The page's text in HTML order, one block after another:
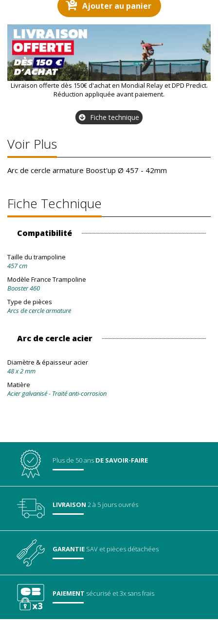
Ajouter au panier
Livraison offerte dès 150€ d'achat en Mondial Relay et DPD Predict.
Réduction appliquée avant paiement.
Fiche technique
Voir Plus
Arc de cercle armature Boost'up Ø 457 - 42mm
Fiche Technique
Compatibilité
Taille du trampoline
457 cm
Modèle France Trampoline
Booster 460
Type de pièces
Arcs de cercle armature
Arc de cercle acier
Diamètre & épaisseur acier
48 x 2 mm
Matière
Acier galvanisé - Traité anti-corrosion
Plus de 50 ans DE SAVOIR-FAIRE
LIVRAISON 2 à 5 jours ouvrés
GARANTIE SAV et pièces détachées
PAIEMENT sécurisé et 3x sans frais